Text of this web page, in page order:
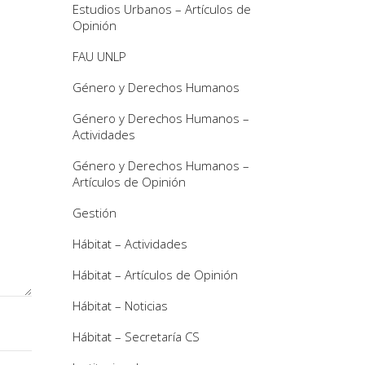
Estudios Urbanos – Artículos de
Opinión
FAU UNLP
Género y Derechos Humanos
Género y Derechos Humanos –
Actividades
Género y Derechos Humanos –
Artículos de Opinión
Gestión
Hábitat – Actividades
Hábitat – Artículos de Opinión
Hábitat – Noticias
Hábitat – Secretaría CS